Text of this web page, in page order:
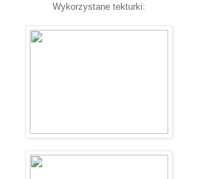
Wykorzystane tekturki: